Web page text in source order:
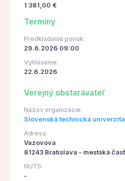
1 381,00 €
Termíny
Predkladanie ponúk:
29.6.2026 09:00
Vyhlásenie:
22.6.2026
Verejný obstarávateľ
Názov organizácie:
Slovenská technická
Adresa:
Vazovova
81243 Bratislava - mestská
NUTS:
-